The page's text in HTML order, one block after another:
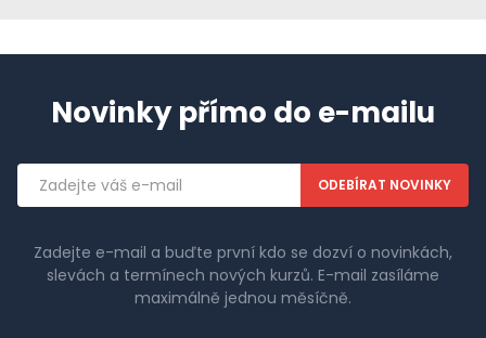
Novinky přímo do e-mailu
Emailová
adresa
Zadejte e-mail a buďte první kdo se dozví o novinkách,
slevách a termínech nových kurzů. E-mail zasíláme
maximálně jednou měsíčně.